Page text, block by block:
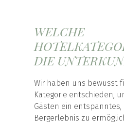
WELCHE
DIE
Wir haben uns bewusst
Kategorie entschieden,
Gästen ein
Bergerlebnis zu